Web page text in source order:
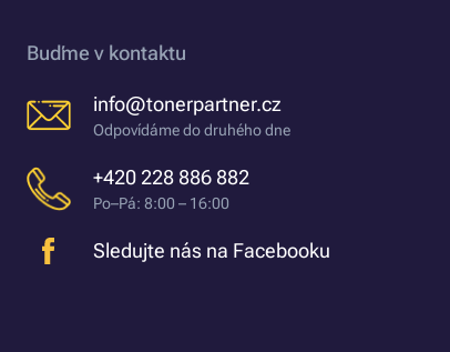
Buďme v kontaktu
info@tonerpartner.cz
Odpovídáme do druhého dne
+420 228 886 882
Po–Pá: 8:00 – 16:00
Sledujte nás na Facebooku